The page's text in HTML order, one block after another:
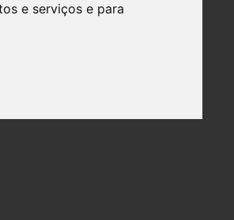
e serviços e para